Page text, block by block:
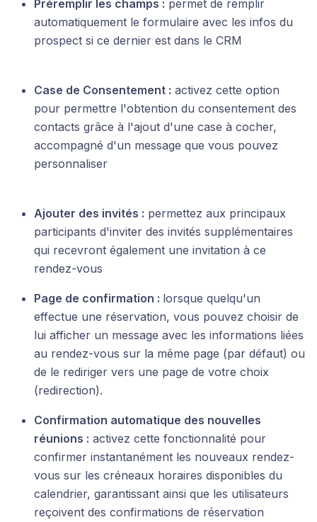
Préremplir les champs : permet de remplir
automatiquement le formulaire avec les infos du
prospect si ce dernier est dans le CRM
Case de Consentement : activez cette option
pour permettre l'obtention du consentement des
contacts grâce à l'ajout d'une case à cocher,
accompagné d'un message que vous pouvez
personnaliser
Ajouter des invités : permettez aux principaux
participants d'inviter des invités supplémentaires
qui recevront également une invitation à ce
rendez-vous
Page de confirmation : lorsque quelqu'un
effectue une réservation, vous pouvez choisir de
lui afficher un message avec les informations liées
au rendez-vous sur la même page (par défaut) ou
de le rediriger vers une page de votre choix
(redirection).
Confirmation automatique des nouvelles
réunions : activez cette fonctionnalité pour
confirmer instantanément les nouveaux rendez-
vous sur les créneaux horaires disponibles du
calendrier, garantissant ainsi que les utilisateurs
reçoivent des confirmations de réservation